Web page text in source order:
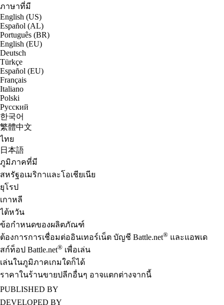
ภาษาที่มี
English (US)
Español (AL)
Português (BR)
English (EU)
Deutsch
Türkçe
Español (EU)
Français
Italiano
Polski
Русский
한국어
繁體中文
ไทย
日本語
ภูมิภาคที่มี
สหรัฐอเมริกาและโอเชียเนีย
ยุโรป
เกาหลี
ไต้หวัน
ข้อกำหนดของผลิตภัณฑ์
ต้องการการเชื่อมต่ออินเทอร์เน็ต บัญชี Battle.net® และแอพเด
สก์ท็อป Battle.net® เพื่อเล่น
เล่นในภูมิภาคเกมใดก็ได้
ราคาในร้านขายปลีกอื่นๆ อาจแตกต่างจากนี้
PUBLISHED BY
DEVELOPED BY